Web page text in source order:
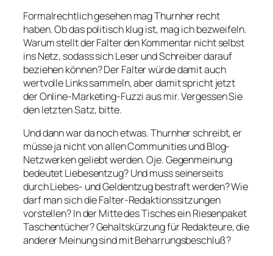
Formalrechtlich gesehen mag Thurnher recht
haben. Ob das politisch klug ist, mag ich bezweifeln.
Warum stellt der Falter den Kommentar nicht selbst
ins Netz, sodass sich Leser und Schreiber darauf
beziehen können? DerFalterwürde damit auch
wertvolle Links sammeln, aber damit spricht jetzt
der Online-Marketing-Fuzzi aus mir. Vergessen Sie
den letzten Satz, bitte.
Und dann war da noch etwas. Thurnher schreibt, er
müsse ja nicht von allen Communities und Blog-
Netzwerken geliebt werden. Oje. Gegenmeinung
bedeutet Liebesentzug? Und muss seinerseits
durch Liebes- und Geldentzug bestraft werden? Wie
darf man sich dieFalter-Redaktionssitzungen
vorstellen? In der Mitte des Tisches ein Riesenpaket
Taschentücher? Gehaltskürzung für Redakteure, die
anderer Meinung sind mit Beharrungsbeschluß?